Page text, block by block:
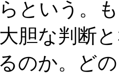
という。
胆な判断
のか。ど